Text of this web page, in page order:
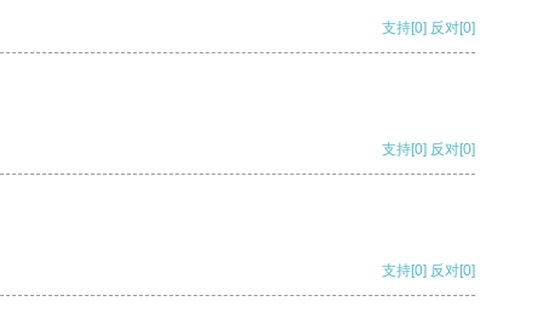
支持[0] 反对[0]
支持[0] 反对[0]
支持[0] 反对[0]